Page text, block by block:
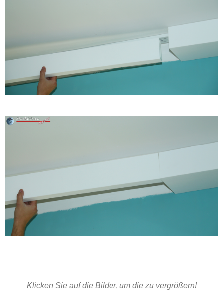
Klicken Sie auf die Bilder, um die zu vergrößern!